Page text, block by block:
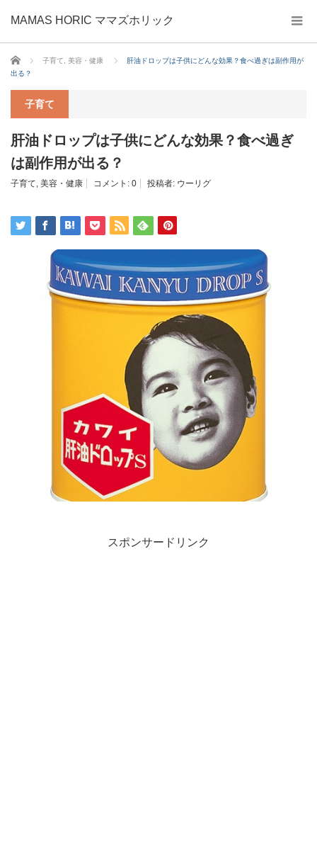
MAMAS HORIC ママズホリック
ホーム 子育て 美容・健康
肝油ドロップは子供にどんな効果？食べ過ぎは副作用が
出る？
子育て
肝油ドロップは子供にどんな効果？食べ過ぎ
は副作用が出る？
子育て, 美容・健康 コメント: 0 投稿者: ウーリグ
スポンサードリンク